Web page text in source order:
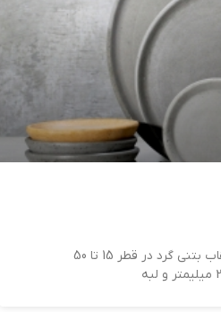
بشقاب بتنی گرد دکوراتیو بشقاب بتنی گرد در قطر 15 تا 50